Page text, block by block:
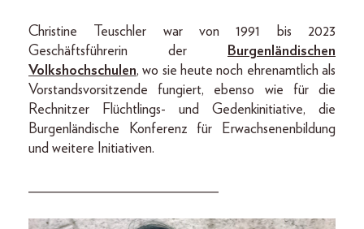
Christine Teuschler war von 1991 bis 2023
Geschäftsführerin der Burgenländischen
Volkshochschulen, wo sie heute noch ehrenamtlich als
Vorstandsvorsitzende fungiert, ebenso wie für die
Rechnitzer Flüchtlings- und Gedenkinitiative, die
Burgenländische Konferenz für Erwachsenenbildung
und weitere Initiativen.
__________________________